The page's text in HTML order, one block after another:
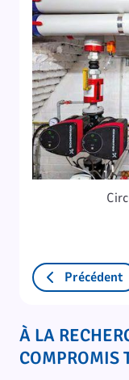
Précédent
À LA
COMPROMIS